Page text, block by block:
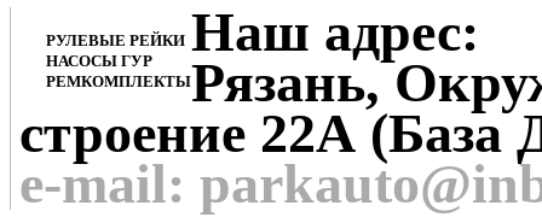
РУЛЕВЫЕ РЕЙКИ
НАСОСЫ ГУР
РЕМКОМПЛЕКТЫ
Наш адрес:
Рязань,
строение 22А (База
e-mail: